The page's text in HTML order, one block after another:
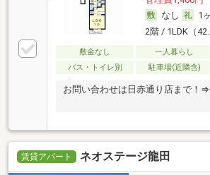
なし
1
2階 / 1LDK（
敷金なし 一人暮らし
バス・トイレ別
駐車場(近隣含)
お問い合わせは日赤通り店まで！
賃貸アパート ネオステージ龍田